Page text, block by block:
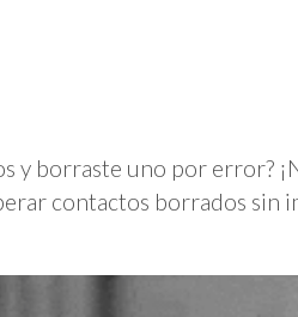
y borraste uno por error?
contactos borrados sin